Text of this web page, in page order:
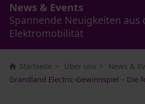
News & Events
Spannende Neuigkeiten aus
Elektromobilität
Startseite Über uns News &
Grandland Electric-Gewinnspiel – Die